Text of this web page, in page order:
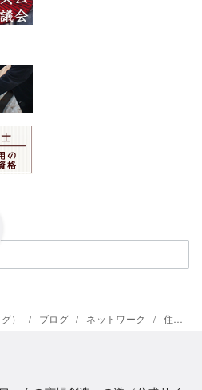
） ブログ ネットワーク 住教育の市場創造